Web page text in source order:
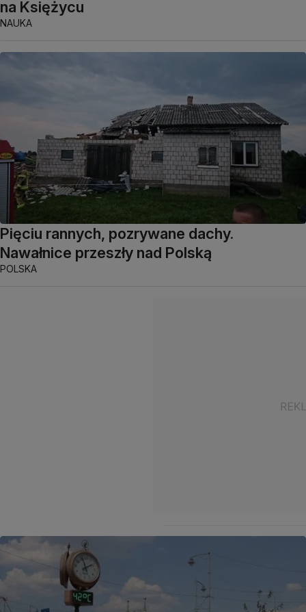
na Księżycu
NAUKA
Pięciu rannych, pozrywane dachy.
Nawałnice przeszły nad Polską
POLSKA